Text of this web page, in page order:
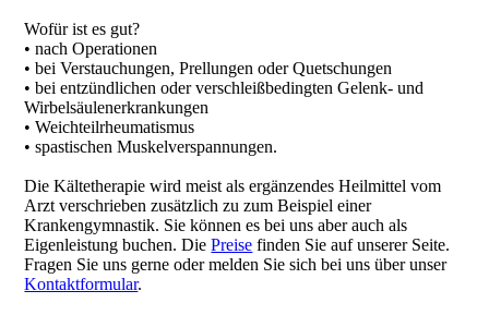
Wofür ist es gut?
• nach Operationen
• bei Verstauchungen, Prellungen oder Quetschungen
• bei entzündlichen oder verschleißbedingten Gelenk- und
Wirbelsäulenerkrankungen
• Weichteilrheumatismus
• spastischen Muskelverspannungen.
Die Kältetherapie wird meist als ergänzendes Heilmittel vom
Arzt verschrieben zusätzlich zu zum Beispiel einer
Krankengymnastik. Sie können es bei uns aber auch als
Eigenleistung buchen. DiePreise finden Sie auf unserer Seite.
Fragen Sie uns gerne oder melden Sie sich bei uns über unser
Kontaktformular.